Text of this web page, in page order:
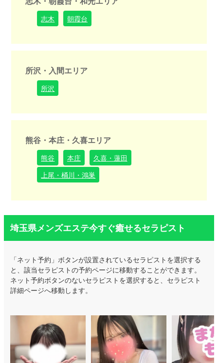
志木 朝霞台
所沢・入間エリア
所沢
熊谷・本庄・久喜エリア
熊谷 本庄
久喜・蓮田
上尾・桶川・鴻巣
埼玉県メンズエステ今すぐ癒せるセラピスト
「ネット予約」ボタンが設置されているセラピストを選択する
と、該当セラピストの予約ページに移動することができます。
ネット予約ボタンのないセラピストを選択すると、セラピスト
詳細ページへ移動します。